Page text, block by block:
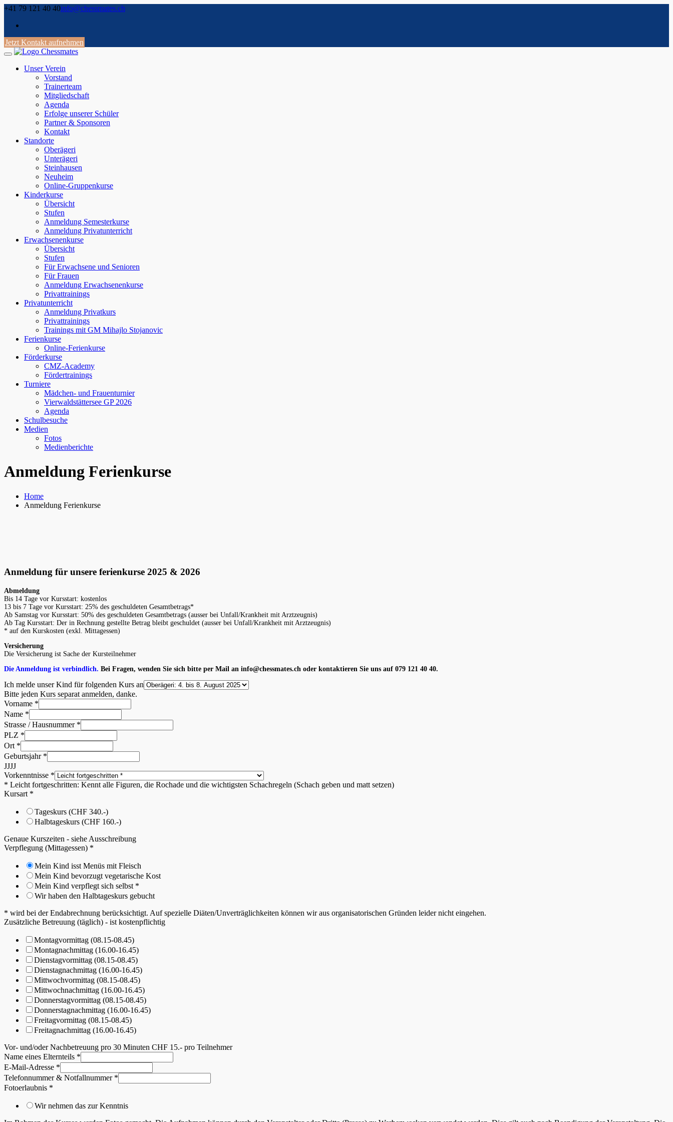
Skip
content
+41 79 121 40 40info@chessmates.ch
Jetzt Kontakt aufnehmen
Unser Verein
Vorstand
Trainerteam
Mitgliedschaft
Agenda
Erfolge unserer Schüler
Partner & Sponsoren
Kontakt
Standorte
Oberägeri
Unterägeri
Steinhausen
Neuheim
Online-Gruppenkurse
Kinderkurse
Übersicht
Stufen
Anmeldung Semesterkurse
Anmeldung Privatunterricht
Erwachsenenkurse
Übersicht
Stufen
Für Erwachsene und Senioren
Für Frauen
Anmeldung Erwachsenenkurse
Privattrainings
Privatunterricht
Anmeldung Privatkurs
Privattrainings
Trainings mit GM Mihajlo Stojanovic
Ferienkurse
Online-Ferienkurse
Förderkurse
CMZ-Academy
Fördertrainings
Turniere
Mädchen- und Frauenturnier
Vierwaldstättersee GP 2026
Agenda
Schulbesuche
Medien
Fotos
Medienberichte
Anmeldung Ferienkurse
Home
Anmeldung Ferienkurse
Anmeldung für unsere ferienkurse 2025 & 2026
Abmeldung
Bis 14 Tage vor Kursstart: kostenlos
13 bis 7 Tage vor Kursstart: 25% des geschuldeten Gesamtbetrags*
Ab Samstag vor Kursstart: 50% des geschuldeten Gesamtbetrags (ausser bei Unfall/Krankheit mit Arztzeugnis)
Ab Tag Kursstart: Der in Rechnung gestellte Betrag bleibt geschuldet (ausser bei Unfall/Krankheit mit Arztzeugnis)
* auf den Kurskosten (exkl. Mittagessen)
Versicherung
Die Versicherung ist Sache der Kursteilnehmer
Die Anmeldung ist verbindlich. Bei Fragen, wenden Sie sich bitte per Mail an info@chessmates.ch oder kontaktieren Sie uns auf 079 121 40 40.
Ich melde unser Kind für folgenden Kurs an
Bitte jeden Kurs separat anmelden, danke.
Vorname *
Name *
Strasse / Hausnummer *
PLZ *
Ort *
Geburtsjahr *
JJJJ
Vorkenntnisse *
* Leicht fortgeschritten: Kennt alle Figuren, die Rochade und die wichtigsten Schachregeln (Schach geben und matt setzen)
Kursart *
Tageskurs (CHF 340.-)
Halbtageskurs (CHF 160.-)
Genaue Kurszeiten - siehe Ausschreibung
Verpflegung (Mittagessen) *
Mein Kind isst Menüs mit Fleisch
Mein Kind bevorzugt vegetarische Kost
Mein Kind verpflegt sich selbst *
Wir haben den Halbtageskurs gebucht
* wird bei der Endabrechnung berücksichtigt. Auf spezielle Diäten/Unverträglichkeiten können wir aus organisatorischen Gründen leider nicht eingehen.
Zusätzliche Betreuung (täglich) - ist kostenpflichtig
Montagvormittag (08.15-08.45)
Montagnachmittag (16.00-16.45)
Dienstagvormittag (08.15-08.45)
Dienstagnachmittag (16.00-16.45)
Mittwochvormittag (08.15-08.45)
Mittwochnachmittag (16.00-16.45)
Donnerstagvormittag (08.15-08.45)
Donnerstagnachmittag (16.00-16.45)
Freitagvormittag (08.15-08.45)
Freitagnachmittag (16.00-16.45)
Vor- und/oder Nachbetreuung pro 30 Minuten CHF 15.- pro Teilnehmer
Name eines Elternteils *
E-Mail-Adresse *
Telefonnummer & Notfallnummer *
Fotoerlaubnis *
Wir nehmen das zur Kenntnis